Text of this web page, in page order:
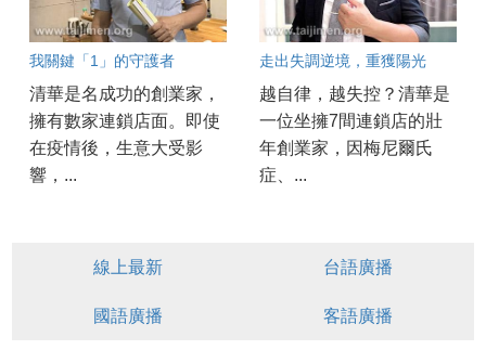
我關鍵「1」的守護者
清華是名成功的創業家，
擁有數家連鎖店面。即使
在疫情後，生意大受影
響，...
走出失調逆境，重獲陽光
越自律，越失控？清華是
一位坐擁7間連鎖店的壯
年創業家，因梅尼爾氏
症、...
線上最新 台語廣播
國語廣播 客語廣播